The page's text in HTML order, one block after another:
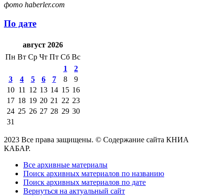
фото haberler.com
По дате
август 2026
Пн Вт Ср Чт Пт Сб Вс
1
2
3
4 5 6 7 8
9
10 11 12 13 14 15 16
17 18 19 20 21 22 23
24 25 26 27 28 29 30
31
2023 Все права защищены. © Содержание сайта КНИА
КАБАР.
Все архивные материалы
Поиск архивных материалов по названию
Поиск архивных материалов по дате
Вернуться на актуальный сайт